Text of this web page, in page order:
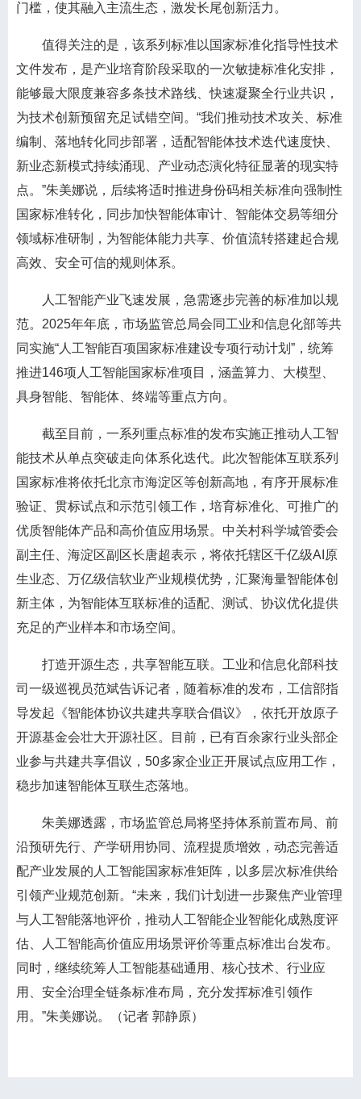
门槛，使其融入主流生态，激发长尾创新活力。
值得关注的是，该系列标准以国家标准化指导性技术
文件发布，是产业培育阶段采取的一次敏捷标准化安排，
能够最大限度兼容多条技术路线、快速凝聚全行业共识，
为技术创新预留充足试错空间。“我们推动技术攻关、标准
编制、落地转化同步部署，适配智能体技术迭代速度快、
新业态新模式持续涌现、产业动态演化特征显著的现实特
点。”朱美娜说，后续将适时推进身份码相关标准向强制性
国家标准转化，同步加快智能体审计、智能体交易等细分
领域标准研制，为智能体能力共享、价值流转搭建起合规
高效、安全可信的规则体系。
人工智能产业飞速发展，急需逐步完善的标准加以规
范。2025年年底，市场监管总局会同工业和信息化部等共
同实施“人工智能百项国家标准建设专项行动计划”，统筹
推进146项人工智能国家标准项目，涵盖算力、大模型、
具身智能、智能体、终端等重点方向。
截至目前，一系列重点标准的发布实施正推动人工智
能技术从单点突破走向体系化迭代。此次智能体互联系列
国家标准将依托北京市海淀区等创新高地，有序开展标准
验证、贯标试点和示范引领工作，培育标准化、可推广的
优质智能体产品和高价值应用场景。中关村科学城管委会
副主任、海淀区副区长唐超表示，将依托辖区千亿级AI原
生业态、万亿级信软业产业规模优势，汇聚海量智能体创
新主体，为智能体互联标准的适配、测试、协议优化提供
充足的产业样本和市场空间。
打造开源生态，共享智能互联。工业和信息化部科技
司一级巡视员范斌告诉记者，随着标准的发布，工信部指
导发起《智能体协议共建共享联合倡议》，依托开放原子
开源基金会壮大开源社区。目前，已有百余家行业头部企
业参与共建共享倡议，50多家企业正开展试点应用工作，
稳步加速智能体互联生态落地。
朱美娜透露，市场监管总局将坚持体系前置布局、前
沿预研先行、产学研用协同、流程提质增效，动态完善适
配产业发展的人工智能国家标准矩阵，以多层次标准供给
引领产业规范创新。“未来，我们计划进一步聚焦产业管理
与人工智能落地评价，推动人工智能企业智能化成熟度评
估、人工智能高价值应用场景评价等重点标准出台发布。
同时，继续统筹人工智能基础通用、核心技术、行业应
用、安全治理全链条标准布局，充分发挥标准引领作
用。”朱美娜说。（记者 郭静原）